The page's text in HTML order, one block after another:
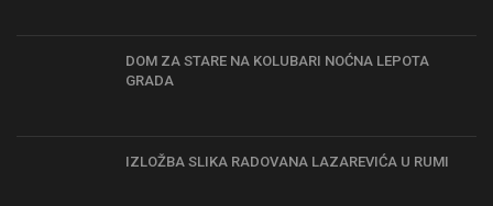
DOM ZA STARE NA KOLUBARI NOĆNA LEPOTA
GRADA
IZLOŽBA SLIKA RADOVANA LAZAREVIĆA U RUMI